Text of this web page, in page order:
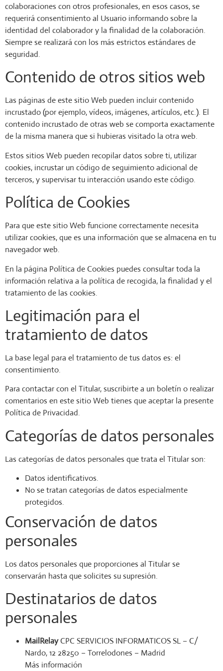
colaboraciones con otros profesionales, en esos casos, se
requerirá consentimiento al Usuario informando sobre la
identidad del colaborador y la finalidad de la colaboración.
Siempre se realizará con los más estrictos estándares de
seguridad.
Contenido de otros sitios web
Las páginas de este sitio Web pueden incluir contenido
incrustado (por ejemplo, vídeos, imágenes, artículos, etc.). El
contenido incrustado de otras web se comporta exactamente
de la misma manera que si hubieras visitado la otra web.
Estos sitios Web pueden recopilar datos sobre ti, utilizar
cookies, incrustar un código de seguimiento adicional de
terceros, y supervisar tu interacción usando este código.
Política de Cookies
Para que este sitio Web funcione correctamente necesita
utilizar cookies, que es una información que se almacena en tu
navegador web.
En la página Política de Cookies puedes consultar toda la
información relativa a la política de recogida, la finalidad y el
tratamiento de las cookies.
Legitimación para el
tratamiento de datos
La base legal para el tratamiento de tus datos es: el
consentimiento.
Para contactar con el Titular, suscribirte a un boletín o realizar
comentarios en este sitio Web tienes que aceptar la presente
Política de Privacidad.
Categorías de datos personales
Las categorías de datos personales que trata el Titular son:
Datos identificativos.
No se tratan categorías de datos especialmente
protegidos.
Conservación de datos
personales
Los datos personales que proporciones al Titular se
conservarán hasta que solicites su supresión.
Destinatarios de datos
personales
MailRelayCPC SERVICIOS INFORMATICOS SL – C/
Nardo, 12 28250 – Torrelodones – Madrid
Más información